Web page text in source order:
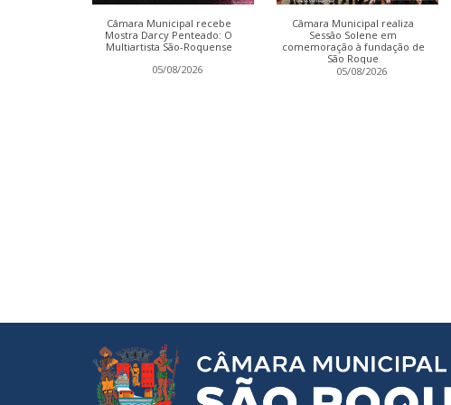
Câmara Municipal recebe
Mostra Darcy Penteado: O
Multiartista São-Roquense
05/08/2026
Câmara Municipal realiza
Sessão Solene em
comemoração à fundação de
São Roque
05/08/2026